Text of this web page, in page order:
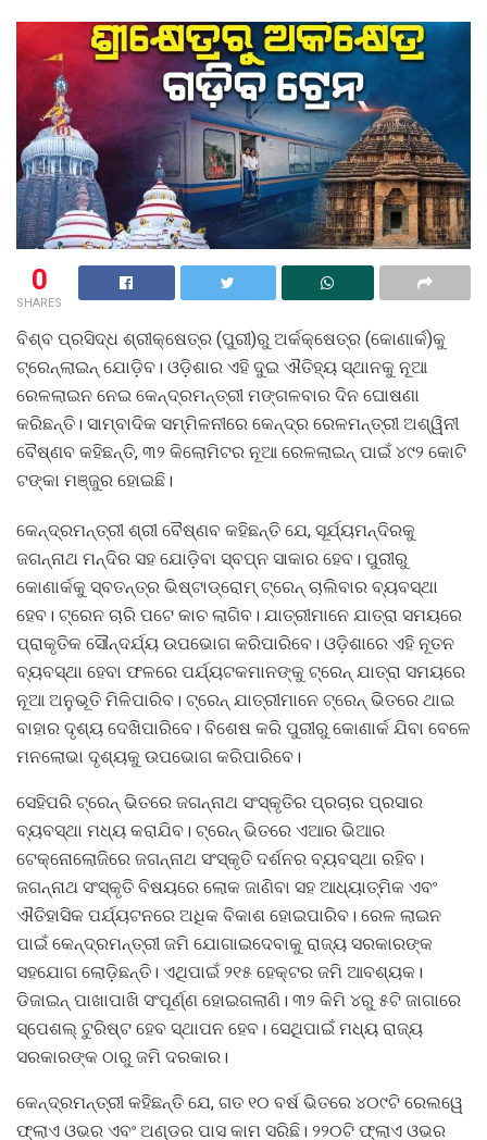
0
SHARES
ବିଶ୍ବ ପ୍ରସିଦ୍ଧ ଶ୍ରୀକ୍ଷେତ୍ର (ପୁରୀ)ରୁ ଅର୍କକ୍ଷେତ୍ର (କୋଣାର୍କ)କୁ
ଟ୍ରେନ୍‌ଲାଇନ୍‌ ଯୋଡ଼ିବ। ଓଡ଼ିଶାର ଏହି ଦୁଇ ଐତିହ୍ୟ ସ୍ଥାନକୁ ନୂଆ
ରେଳଲାଇନ ନେଇ କେନ୍ଦ୍ରମନ୍ତ୍ରୀ ମଙ୍ଗଳବାର ଦିନ ଘୋଷଣା
କରିଛନ୍ତି। ସାମ୍ବାଦିକ ସମ୍ମିଳନୀରେ କେନ୍ଦ୍ର ରେଳମନ୍ତ୍ରୀ ଅଶ୍ୱିନୀ
ବୈଷ୍ଣବ କହିଛନ୍ତି, ୩୨ କିଲୋମିଟର ନୂଆ ରେଳଲାଇନ୍‌ ପାଇଁ ୪୯୨ କୋଟି
ଟଙ୍କା ମଞ୍ଜୁର ହୋଇଛି।
କେନ୍ଦ୍ରମନ୍ତ୍ରୀ ଶ୍ରୀ ବୈଷ୍ଣବ କହିଛନ୍ତି ଯେ, ସୂର୍ଯ୍ୟମନ୍ଦିରକୁ
ଜଗନ୍ନାଥ ମନ୍ଦିର ସହ ଯୋଡ଼ିବା ସ୍ବପ୍ନ ସାକାର ହେବ। ପୁରୀରୁ
କୋଣାର୍କକୁ ସ୍ବତନ୍ତ୍ର ଭିଷ୍ଟାଡ୍ରୋମ୍‌ ଟ୍ରେନ୍‌ ଚାଲିବାର ବ୍ୟବସ୍ଥା
ହେବ। ଟ୍ରେନ ଚାରି ପଟେ କାଚ ଲାଗିବ। ଯାତ୍ରୀମାନେ ଯାତ୍ରା ସମୟରେ
ପ୍ରାକୃତିକ ସୌନ୍ଦର୍ଯ୍ୟ ଉପଭୋଗ କରିପାରିବେ। ଓଡ଼ିଶାରେ ଏହି ନୂତନ
ବ୍ୟବସ୍ଥା ହେବା ଫଳରେ ପର୍ଯ୍ୟଟକମାନଙ୍କୁ ଟ୍ରେନ୍‌ ଯାତ୍ରା ସମୟରେ
ନୂଆ ଅନୁଭୂତି ମିଳିପାରିବ। ଟ୍ରେନ୍‌ ଯାତ୍ରୀମାନେ ଟ୍ରେନ୍‌ ଭିତରେ ଥାଇ
ବାହାର ଦୃଶ୍ୟ ଦେଖିପାରିବେ। ବିଶେଷ କରି ପୁରୀରୁ କୋଣାର୍କ ଯିବା ବେଳେ
ମନଲୋଭା ଦୃଶ୍ୟକୁ ଉପଭୋଗ କରିପାରିବେ।
ସେହିପରି ଟ୍ରେନ୍‌ ଭିତରେ ଜଗନ୍ନାଥ ସଂସ୍କୃତିର ପ୍ରଚାର ପ୍ରସାର
ବ୍ୟବସ୍ଥା ମଧ୍ୟ କରାଯିବ। ଟ୍ରେନ୍‌ ଭିତରେ ଏଆର ଭିଆର
ଟେକ୍ନୋଲୋଜିରେ ଜଗନ୍ନାଥ ସଂସ୍କୃତି ଦର୍ଶନର ବ୍ୟବସ୍ଥା ରହିବ।
ଜଗନ୍ନାଥ ସଂସ୍କୃତି ବିଷୟରେ ଲୋକ ଜାଣିବା ସହ ଆଧ୍ୟାତ୍ମିକ ଏବଂ
ଐତିହାସିକ ପର୍ଯ୍ୟଟନରେ ଅଧିକ ବିକାଶ ହୋଇପାରିବ। ରେଳ ଲାଇନ
ପାଇଁ କେନ୍ଦ୍ରମନ୍ତ୍ରୀ ଜମି ଯୋଗାଇଦେବାକୁ ରାଜ୍ୟ ସରକାରଙ୍କ
ସହଯୋଗ ଲୋଡ଼ିଛନ୍ତି। ଏଥିପାଇଁ ୨୧୫ ହେକ୍ଟର ଜମି ଆବଶ୍ୟକ।
ଡିଜାଇନ୍ ପାଖାପାଖି ସଂପୂର୍ଣ୍ଣ ହୋଇଗଲାଣି। ୩୨ କିମି ୪ରୁ ୫ଟି ଜାଗାରେ
ସ୍ପେଶଲ୍ ଟୁରିଷ୍ଟ ହେବ ସ୍ଥାପନ ହେବ। ସେଥିପାଇଁ ମଧ୍ୟ ରାଜ୍ୟ
ସରକାରଙ୍କ ଠାରୁ ଜମି ଦରକାର।
କେନ୍ଦ୍ରମନ୍ତ୍ରୀ କହିଛନ୍ତି ଯେ, ଗତ ୧୦ ବର୍ଷ ଭିତରେ ୪୦୯ଟି ରେଲୱେ
ଫ୍ଲାଏ ଓଭର ଏବଂ ଅଣ୍ଡର ପାସ କାମ ସରିଛି। ୨୨୦ଟି ଫ୍ଲାଏ ଓଭର